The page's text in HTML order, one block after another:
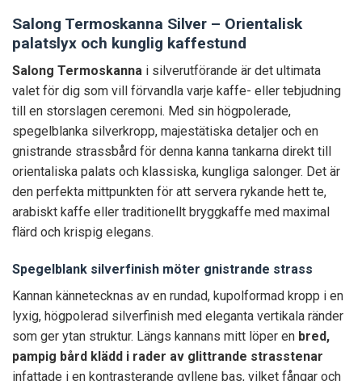
Salong Termoskanna Silver – Orientalisk
palatslyx och kunglig kaffestund
Salong Termoskanna i silverutförande är det ultimata
valet för dig som vill förvandla varje kaffe- eller tebjudning
till en storslagen ceremoni. Med sin högpolerade,
spegelblanka silverkropp, majestätiska detaljer och en
gnistrande strassbård för denna kanna tankarna direkt till
orientaliska palats och klassiska, kungliga salonger. Det är
den perfekta mittpunkten för att servera rykande hett te,
arabiskt kaffe eller traditionellt bryggkaffe med maximal
flärd och krispig elegans.
Spegelblank silverfinish möter gnistrande strass
Kannan kännetecknas av en rundad, kupolformad kropp i en
lyxig, högpolerad silverfinish med eleganta vertikala ränder
som ger ytan struktur. Längs kannans mitt löper en bred,
pampig bård klädd i rader av glittrande strasstenar
infattade i en kontrasterande gyllene bas, vilket fångar och